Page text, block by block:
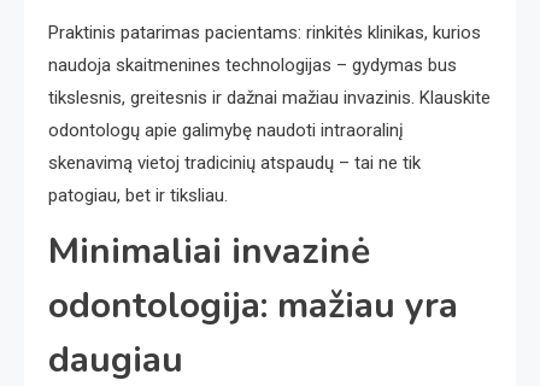
Praktinis patarimas pacientams: rinkitės klinikas, kurios
naudoja skaitmenines technologijas – gydymas bus
tikslesnis, greitesnis ir dažnai mažiau invazinis. Klauskite
odontologų apie galimybę naudoti intraoralinį
skenavimą vietoj tradicinių atspaudų – tai ne tik
patogiau, bet ir tiksliau.
Minimaliai invazinė
odontologija: mažiau yra
daugiau